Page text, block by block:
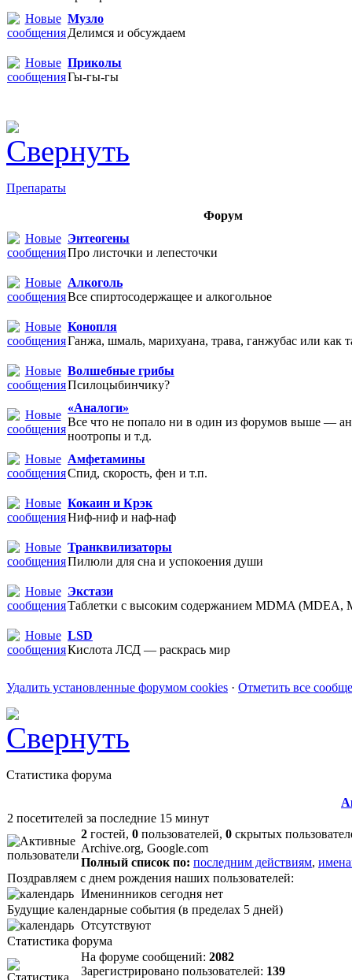
Музло
Делимся и обсуждаем
Приколы
Гы-гы-гы
Препараты
Форум
Энтеогены
Про листочки и лепесточки
Алкоголь
Все спиртосодержащее и алкогольное
Конопля
Ганжа, шмаль, марихуана, трава, ганжубас или как
Волшебные грибы
Псилоцыбинчику?
«Аналоги»
Все что не попало ни в один из форумов выше —
ноотропы и т.д.
Амфетамины
Спид, скорость, фен и т.п.
Кокаин и Крэк
Ниф-ниф и наф-наф
Транквилизаторы
Пилюли для сна и успокоения души
Экстази
Таблетки с высоким содержанием MDMA (MDEA,
LSD
Кислота ЛСД — раскрась мир
Удалить установленные форумом cookies · Отметить все
Статистика форума
2 посетителей за последние 15 минут
2 гостей, 0 пользователей, 0 скрытых
Archive.org, Google.com
Полный список по: последним действиям,
Поздравляем с днем рождения наших пользователей:
Именинников сегодня нет
Будущие календарные события (в пределах 5 дней)
Отсутствуют
Статистика форума
На форуме сообщений: 2082
Зарегистрировано пользователей: 139